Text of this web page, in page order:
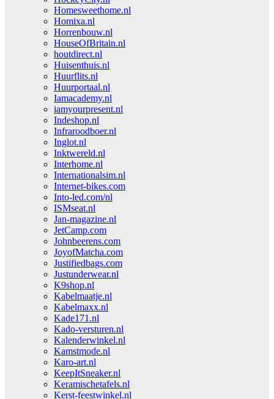
Homesweethome.nl
Homixa.nl
Horrenbouw.nl
HouseOfBritain.nl
houtdirect.nl
Huisenthuis.nl
Huurflits.nl
Huurportaal.nl
Iamacademy.nl
iamyourpresent.nl
Indeshop.nl
Infraroodboer.nl
Inglot.nl
Inktwereld.nl
Interhome.nl
Internationalsim.nl
Internet-bikes.com
Into-led.com/nl
ISMseat.nl
Jan-magazine.nl
JetCamp.com
Johnbeerens.com
JoyofMatcha.com
Justifiedbags.com
Justunderwear.nl
K9shop.nl
Kabelmaatje.nl
Kabelmaxx.nl
Kade171.nl
Kado-versturen.nl
Kalenderwinkel.nl
Kamstmode.nl
Karo-art.nl
KeepItSneaker.nl
Keramischetafels.nl
Kerst-feestwinkel.nl